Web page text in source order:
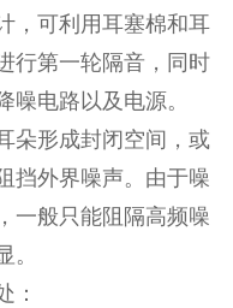
，可利用耳塞棉和耳
行第一轮隔音，同时
电路以及电源。
朵形成封闭空间，或
挡外界噪声。由于噪
一般只能阻隔高频噪
：